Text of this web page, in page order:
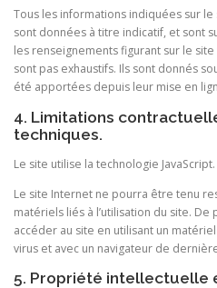
Tous les informations indiquées sur le
sont données à titre indicatif, et sont
les renseignements figurant sur le site
sont pas exhaustifs. Ils sont donnés
été apportées depuis leur mise en
4. Limitations
techniques.
Le site utilise la technologie JavaScript.
Le site Internet ne pourra être tenu
matériels liés à l’utilisation du site. De
accéder au site en utilisant un
virus et avec un navigateur de
5. Propriété intellectuelle